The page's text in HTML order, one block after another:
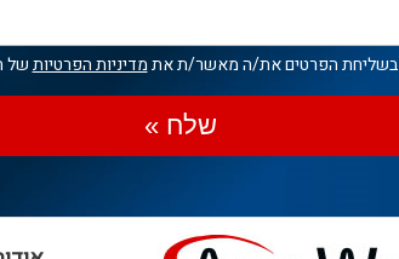
בשליחת הפרטים את/ה מאשר/ת אתמדיניות הפרטיותשל
שלח »